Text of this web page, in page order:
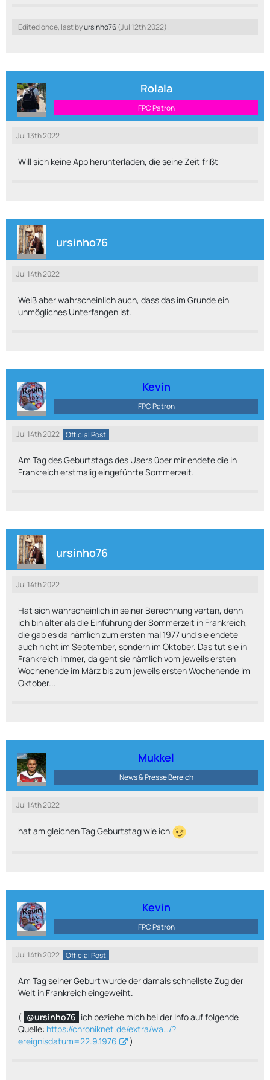
Edited once, last byursinho76(Jul 12th 2022).
Rolala
FPC Patron
Jul 13th 2022
Will sich keine App herunterladen, die seine Zeit frißt
ursinho76
Jul 14th 2022
Weiß aber wahrscheinlich auch, dass das im Grunde ein
unmögliches Unterfangen ist.
Kevin
FPC Patron
Jul 14th 2022 Official Post
Am Tag des Geburtstags des Users über mir endete die in
Frankreich erstmalig eingeführte Sommerzeit.
ursinho76
Jul 14th 2022
Hat sich wahrscheinlich in seiner Berechnung vertan, denn
ich bin älter als die Einführung der Sommerzeit in Frankreich,
die gab es da nämlich zum ersten mal 1977 und sie endete
auch nicht im September, sondern im Oktober. Das tut sie in
Frankreich immer, da geht sie nämlich vom jeweils ersten
Wochenende im März bis zum jeweils ersten Wochenende im
Oktober...
Mukkel
News & Presse Bereich
Jul 14th 2022
hat am gleichen Tag Geburtstag wie ich
Kevin
FPC Patron
Jul 14th 2022 Official Post
Am Tag seiner Geburt wurde der damals schnellste Zug der
Welt in Frankreich eingeweiht.
( ursinho76 ich beziehe mich bei der Info auf folgende
Quelle: https://chroniknet.de/extra/wa…/?
ereignisdatum=22.9.1976
)